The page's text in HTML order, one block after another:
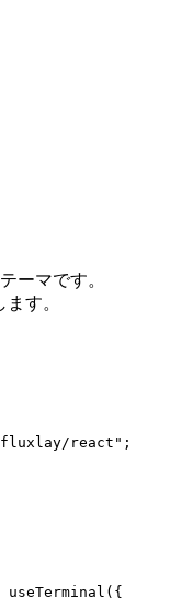
ーマです。
す。
react" ;
useTerminal ({